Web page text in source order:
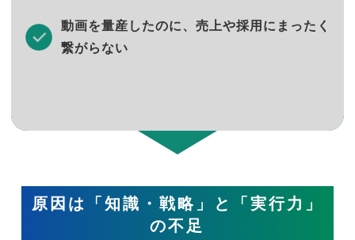
動画を量産したのに、売上や採用にまったく
繋がらない
原因は「知識・戦略」と「実行力」
の不足